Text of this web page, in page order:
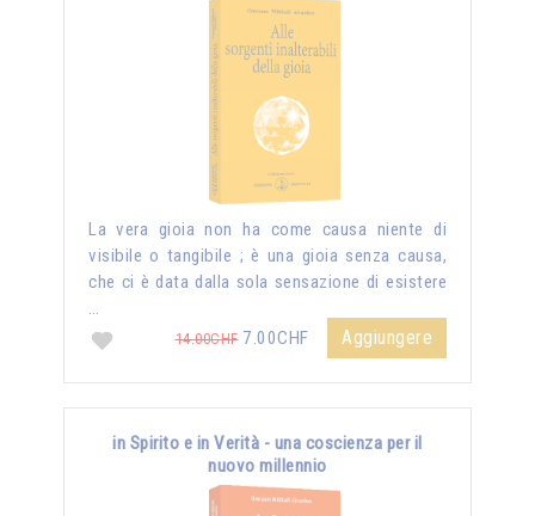
La vera gioia non ha come causa niente di
visibile o tangibile ; è una gioia senza causa,
che ci è data dalla sola sensazione di esistere
…
14.00CHF7.00CHF Aggiungere
in Spirito e in Verità - una coscienza per il
nuovo millennio